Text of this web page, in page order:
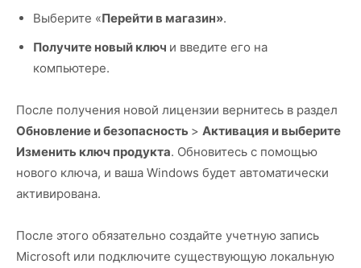
Выберите «Перейти в магазин».
Получите новый ключ и введите его на
компьютере.
После получения новой лицензии вернитесь в раздел
Обновление и безопасность > Активация и выберите
Изменить ключ продукта. Обновитесь с помощью
нового ключа, и ваша Windows будет автоматически
активирована.
После этого обязательно создайте учетную запись
Microsoft или подключите существующую локальную